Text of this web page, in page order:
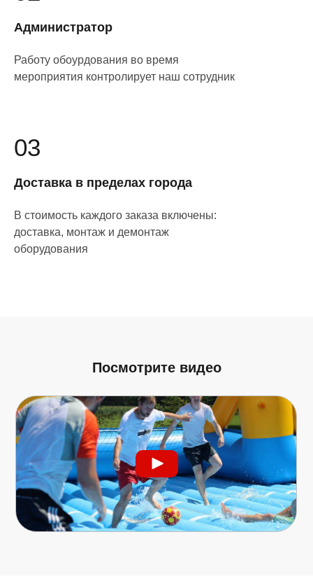
Администратор
Работу обоурдования во время
мероприятия контролирует наш сотрудник
Доставка в пределах города
В стоимость каждого заказа включены:
доставка, монтаж и демонтаж
оборудования
03
Посмотрите видео